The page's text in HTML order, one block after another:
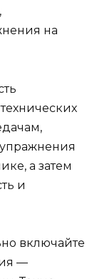
на
а затем
и
включайте
—